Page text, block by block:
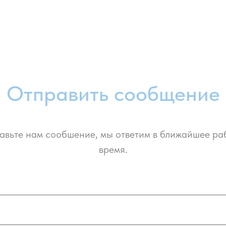
Отправить сообщение
нам сообшение, мы ответим в ближайшее
время.